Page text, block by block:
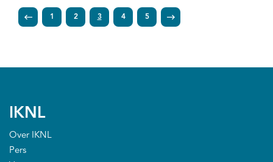
1 2 3 4 5
IKNL
Over IKNL
Pers